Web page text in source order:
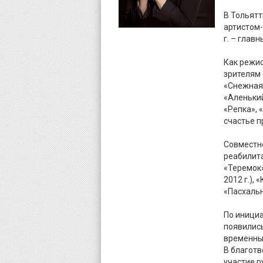
В
г. –
Как
зрителям
«Репка»,
счастье
2012 г.),
По
В